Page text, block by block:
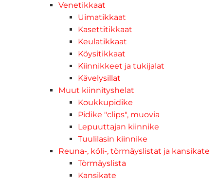
Venetikkaat
Uimatikkaat
Kasettitikkaat
Keulatikkaat
Köysitikkaat
Kiinnikkeet ja tukijalat
Kävelysillat
Muut kiinnityshelat
Koukkupidike
Pidike "clips", muovia
Lepuuttajan kiinnike
Tuulilasin kiinnike
Reuna-, köli-, törmäyslistat ja kansikate
Törmäyslista
Kansikate